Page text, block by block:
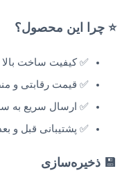
⭐ چرا این محصول؟
✅ کیفیت ساخت
✅ قیمت رقابتی و
✅ ارسال سریع به
✅ پشتیبانی قبل و
💾 ذخیره‌سازی